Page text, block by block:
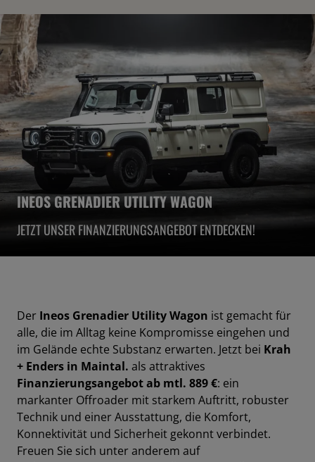
INEOS GRENADIER UTILITY WAGON
JETZT UNSER FINANZIERUNGSANGEBOT ENTDECKEN!
Der Ineos Grenadier Utility Wagon ist gemacht für
alle, die im Alltag keine Kompromisse eingehen und
im Gelände echte Substanz erwarten. Jetzt bei Krah
+ Enders in Maintal. als attraktives
Finanzierungsangebot ab mtl. 889 €: ein
markanter Offroader mit starkem Auftritt, robuster
Technik und einer Ausstattung, die Komfort,
Konnektivität und Sicherheit gekonnt verbindet.
Freuen Sie sich unter anderem auf